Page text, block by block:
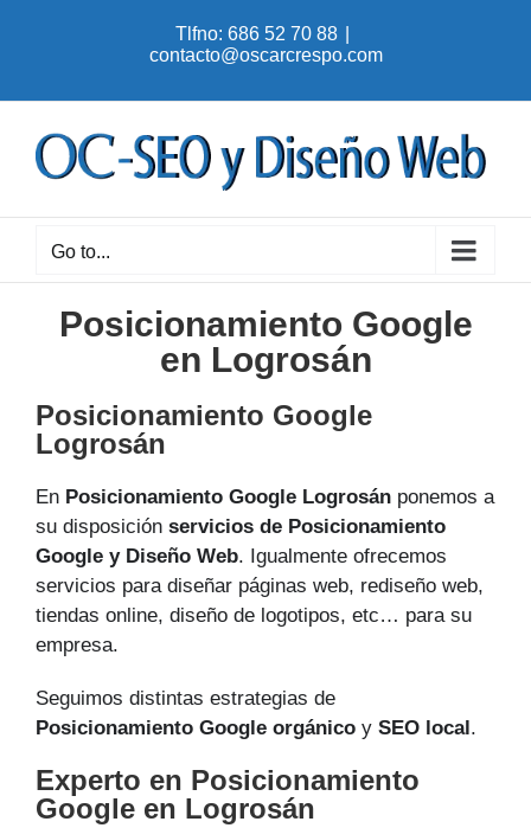
Tlfno: 686 52 70 88
contacto@oscarcrespo.com
Go to...
Posicionamiento Google
en Logrosán
Posicionamiento Google
Logrosán
En Posicionamiento Google Logrosán ponemos a
su disposición servicios de Posicionamiento
Google y Diseño Web. Igualmente ofrecemos
servicios para diseñar páginas web, rediseño web,
tiendas online, diseño de logotipos, etc… para su
empresa.
Seguimos distintas estrategias de
Posicionamiento Google orgánico y SEO local .
Experto en Posicionamiento
Google en Logrosán